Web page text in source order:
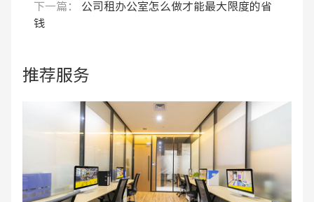
下一篇：
公司租办公室怎么做才能最大限度的省
钱
推荐服务